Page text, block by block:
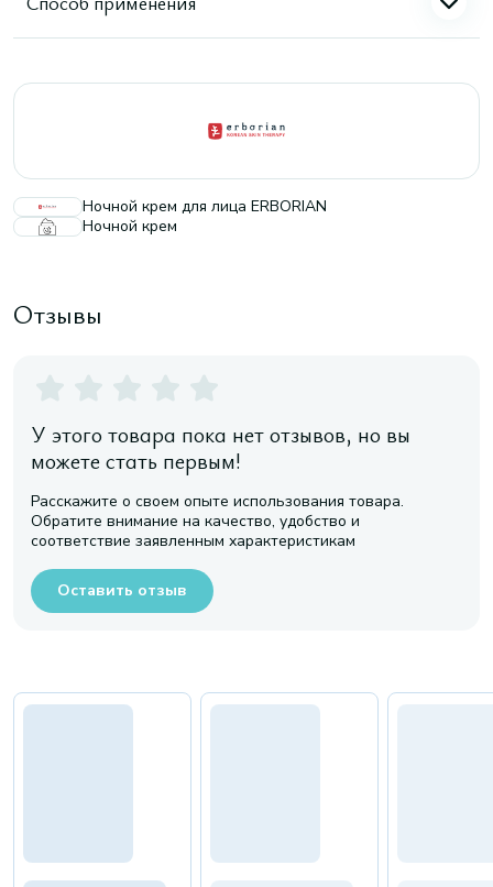
Ночной крем для лица ERBORIAN
Ночной крем
Отзывы
У этого товара пока нет отзывов, но вы
можете стать первым!
Расскажите о своем опыте использования товара.
Обратите внимание на качество, удобство и
соответствие заявленным характеристикам
Оставить отзыв